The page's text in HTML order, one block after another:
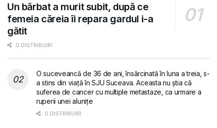
Un bărbat a murit subit, după ce
femeia căreia îi repara gardul i-a
gătit
0 DISTRIBUIRI
O suceveancă de 36 de ani, însărcinată în luna a treia, s-
a stins din viață în SJU Suceava. Aceasta nu știa că
suferea de cancer cu multiple metastaze, ca urmare a
ruperii unei alunițe
0 DISTRIBUIRI